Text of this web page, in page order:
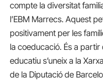
compte la diversitat
l’EBM Marrecs. Aquest
positivament per les
la coeducació. És a
educatiu s’uneix a la
de la Diputació de